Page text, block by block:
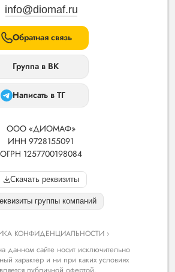
ООО «ДИОМАФ»
ИНН 9728155091
ОГРН 1257700198084
Скачать реквизиты
группы компаний
info@diomaf.ru
Обратная связь
Группа в ВК
Написать в ТГ
КОНФИДЕНЦИАЛЬНОСТИ ›
данном сайте носит исключительно
характер и ни при каких условиях